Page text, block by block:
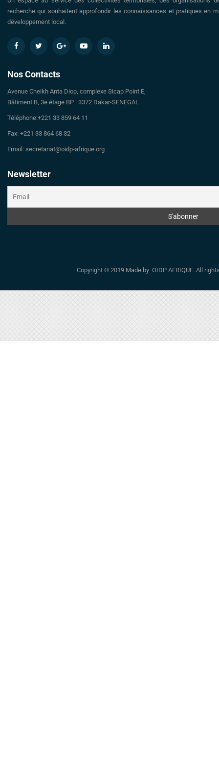
recherche qui souhaitent approfondir les connaissances et pratiques en
développement local.
Nos Contacts
Avenue Cheikh Anta Diop, complexe Sicap Point E,
Bâtiment B, 3e étage BP : 3372 Dakar-SENEGAL
Téléphone:+221 33 859 64 11
Fax: +221 33 864 68 32
Email: secretariat@oidp-afrique.org
Newsletter
Copyright © 2019 Made by OIDP AFRIQUE. All